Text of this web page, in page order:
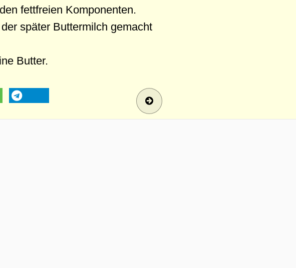
fettfreien Komponenten.
später Buttermilch gemacht
Butter.